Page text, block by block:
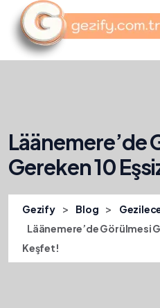
Läänemere’de
Gereken 10
Gezify > Blog >
Läänemere’de Görülmesi
Keşfet!